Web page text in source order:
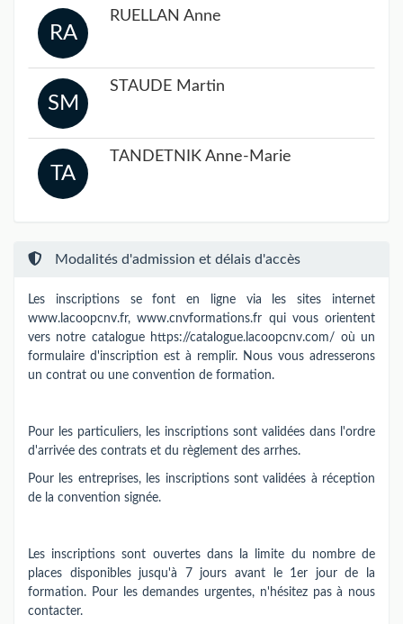
RA
RUELLAN Anne
SM
STAUDE Martin
TA
TANDETNIK Anne-Marie
Modalités d'admission et délais d'accès
Les inscriptions se font en ligne via les sites internet
www.lacoopcnv.fr, www.cnvformations.fr qui vous orientent
vers notre catalogue https://catalogue.lacoopcnv.com/ où un
formulaire d'inscription est à remplir. Nous vous adresserons
un contrat ou une convention de formation.
Pour les particuliers, les inscriptions sont validées dans l'ordre
d'arrivée des contrats et du règlement des arrhes.
Pour les entreprises, les inscriptions sont validées à réception
de la convention signée.
Les inscriptions sont ouvertes dans la limite du nombre de
places disponibles jusqu'à 7 jours avant le 1er jour de la
formation. Pour les demandes urgentes, n'hésitez pas à nous
contacter.